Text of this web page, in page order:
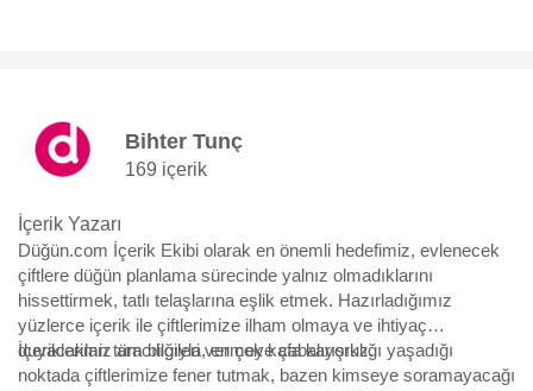
Bihter Tunç
169 içerik
İçerik Yazarı
Düğün.com İçerik Ekibi olarak en önemli hedefimiz, evlenecek
çiftlere düğün planlama sürecinde yalnız olmadıklarını
hissettirmek, tatlı telaşlarına eşlik etmek. Hazırladığımız
yüzlerce içerik ile çiftlerimize ilham olmaya ve ihtiyaç
duyacakları tüm bilgileri vermeye çabalıyoruz.
İçeriklerimiz aracılığıyla, en çok kafa karışıklığı yaşadığı
noktada çiftlerimize fener tutmak, bazen kimseye soramayacağı